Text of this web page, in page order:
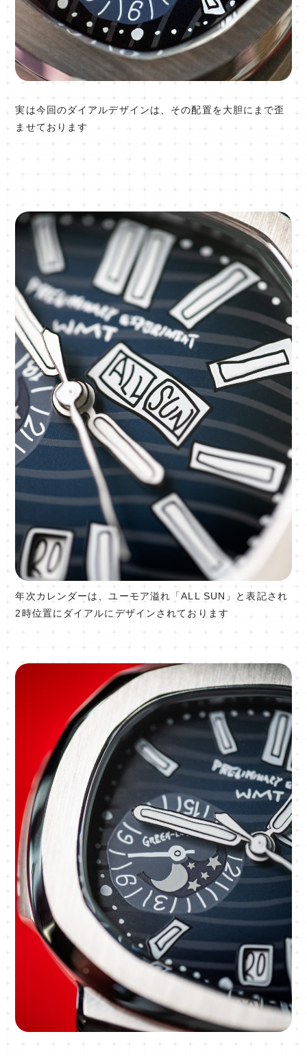
実は今回のダイアルデザインは、その配置を大胆にまで歪
ませております
年次カレンダーは、ユーモア溢れ「ALL SUN」と表記され
2時位置にダイアルにデザインされております